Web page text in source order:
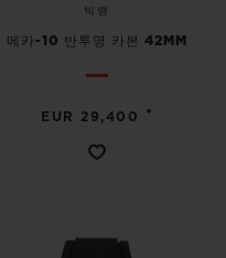
빅뱅
메카-10 반투명 카본 42MM
EUR 29,400 •